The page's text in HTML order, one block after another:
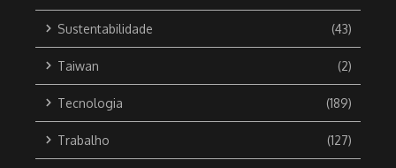
Sustentabilidade (43)
Taiwan (2)
Tecnologia (189)
Trabalho (127)